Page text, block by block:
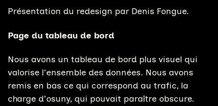
Présentation du redesign par Denis Fongue.
Page du tableau de bord
Nous avons un tableau de bord plus visuel qui
valorise l'ensemble des données. Nous avons
remis en bas ce qui correspond au trafic, la
charge d'osuny, qui pouvait paraître obscure.